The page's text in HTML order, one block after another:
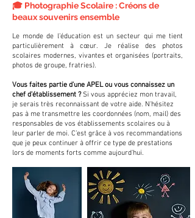
🎓 Photographie Scolaire : Créons de
beaux souvenirs ensemble
Le monde de l’éducation est un secteur qui me tient
particulièrement à cœur. Je réalise des photos
scolaires modernes, vivantes et organisées (portraits,
photos de groupe, fratries).
Vous faites partie d'une APEL ou vous connaissez un
chef d'établissement ?Si vous appréciez mon travail,
je serais très reconnaissant de votre aide. N'hésitez
pas à me transmettre les coordonnées (nom, mail) des
responsables de vos établissements scolaires ou à
leur parler de moi. C’est grâce à vos recommandations
que je peux continuer à offrir ce type de prestations
lors de moments forts comme aujourd'hui.